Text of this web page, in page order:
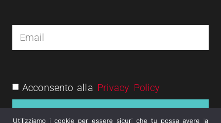
Acconsento alla Privacy Policy
ISCRIVIMI
Utilizziamo i cookie per essere sicuri che tu possa avere la